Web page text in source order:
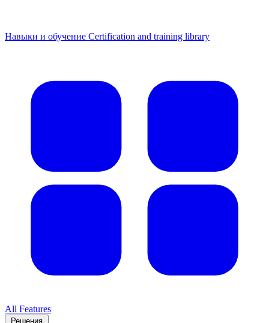
Навыки и обучение Certification and training library
All Features